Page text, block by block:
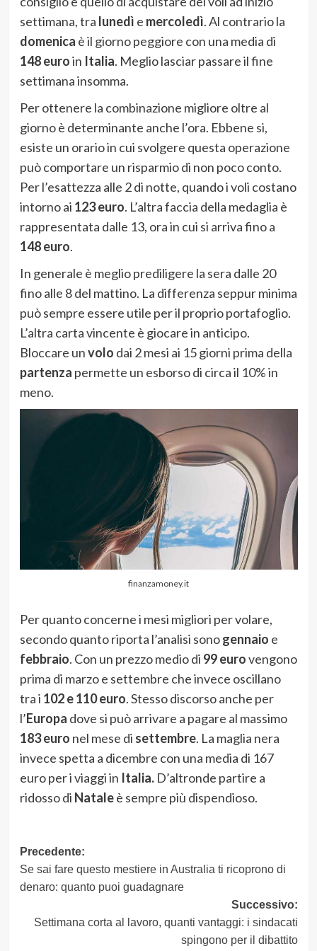
settimana, tra lunedì e mercoledì. Al contrario la
domenica è il giorno peggiore con una media di
148 euroin Italia. Meglio lasciar passare il fine
settimana insomma.
Per ottenere la combinazione migliore oltre al
giorno è determinante anche l’ora. Ebbene si,
esiste un orario in cui svolgere questa operazione
può comportare un risparmio di non poco conto.
Per l’esattezza alle 2 di notte, quando i voli costano
intorno ai 123 euro. L’altra faccia della medaglia è
rappresentata dalle 13, ora in cui si arriva fino a
148 euro.
In generale è meglio prediligere la sera dalle 20
fino alle 8 del mattino. La differenza seppur minima
può sempre essere utile per il proprio portafoglio.
L’altra carta vincente è giocare in anticipo.
Bloccare unvolo dai 2 mesi ai 15 giorni prima della
partenza permette un esborso di circa il 10% in
meno.
finanzamoney.it
Per quanto concerne i mesi migliori per volare,
secondo quanto riporta l’analisi sonogennaio e
febbraio. Con un prezzo medio di 99 eurovengono
prima di marzo e settembre che invece oscillano
tra i 102 e 110 euro. Stesso discorso anche per
l’Europa dove si può arrivare a pagare al massimo
183 euro nel mese di settembre. La maglia nera
invece spetta a dicembre con una media di 167
euro per i viaggi in Italia.D’altronde partire a
ridosso di Nataleè sempre più dispendioso.
Navigazione
articolo
Precedente:
Se sai fare questo mestiere in Australia ti ricoprono di
denaro: quanto puoi guadagnare
Successivo:
Settimana corta al lavoro, quanti vantaggi: i sindacati
spingono per il dibattito